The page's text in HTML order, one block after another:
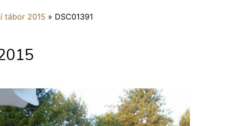
tábor 2015 » DSC01391